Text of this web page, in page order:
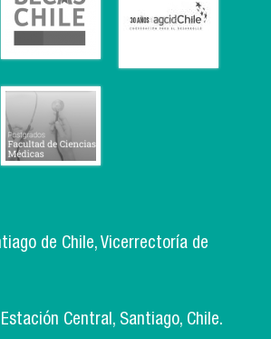
de Chile, Vicerrectoría de
Central, Santiago, Chile.